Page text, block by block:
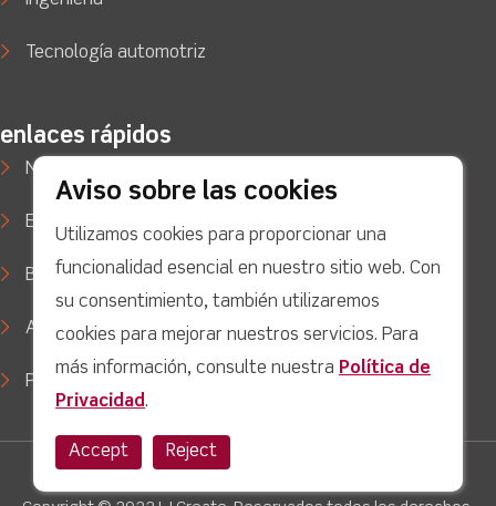
Tecnología automotriz
enlaces rápidos
Noticias
Estudios de caso
Blog
Apoyo
Política de privacidad
facebook
TwitterYoutube
Aviso sobre las cookies
Utilizamos cookies para proporcionar una
funcionalidad esencial en nuestro sitio web. Con
su consentimiento, también utilizaremos
cookies para mejorar nuestros servicios. Para
más información, consulte nuestra Política de
Privacidad.
Accept Reject